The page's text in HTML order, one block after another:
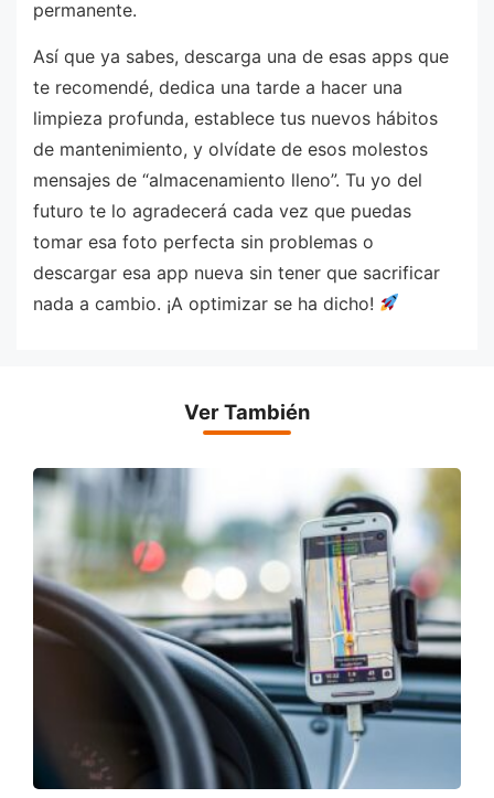
permanente.
Así que ya sabes, descarga una de esas apps que
te recomendé, dedica una tarde a hacer una
limpieza profunda, establece tus nuevos hábitos
de mantenimiento, y olvídate de esos molestos
mensajes de “almacenamiento lleno”. Tu yo del
futuro te lo agradecerá cada vez que puedas
tomar esa foto perfecta sin problemas o
descargar esa app nueva sin tener que sacrificar
nada a cambio. ¡A optimizar se ha dicho!
Ver También